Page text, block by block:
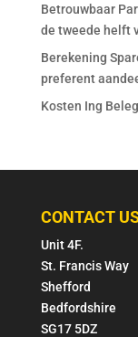
Betrouwbaar
de tweede helft
Berekening
preferent
Kosten Ing
CONTACT
Unit 4F.
St. Francis Way
Shefford
Bedfordshire
SG17 5DZ